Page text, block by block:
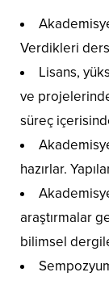
Verdikleri
Lisans,
ve
süreç
hazırlar.
araştırmalar
bilimsel